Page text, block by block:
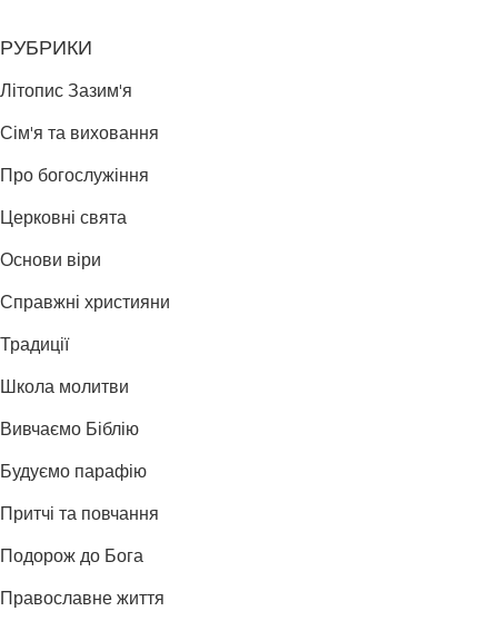
РУБРИКИ
Літопис Зазим'я
Сім'я та виховання
Про богослужіння
Церковні свята
Основи віри
Справжні християни
Традиції
Школа молитви
Вивчаємо Біблію
Будуємо парафію
Притчі та повчання
Подорож до Бога
Православне життя